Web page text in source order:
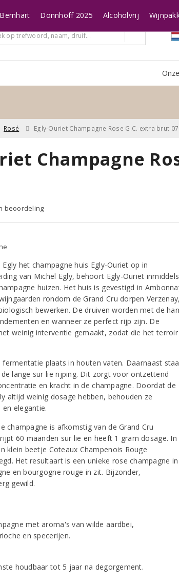
Dönnhoff 2025 Alcoholvrij
Rosé Egly-Ouriet Champagne Rose G.C. extra brut
Champagne
beoordeling
het champagne huis Egly-Ouriet op in
van Michel Egly, behoort Egly-Ouriet inmiddels
huizen. Het huis is gevestigd in
rondom de Grand Cru dorpen Verzenay,
bewerken. De druiven worden met de
en wanneer ze perfect rijp zijn. De
weinig interventie gemaakt, zodat die het terroir
fermentatie plaats in houten vaten. Daarnaast
lange sur lie rijping. Dit zorgt voor ontzettend
en kracht in de champagne. Doordat de
altijd weinig dosage hebben, behouden ze
elegantie.
champagne is afkomstig van de Grand Cru
60 maanden sur lie en heeft 1 gram dosage. In
klein beetje Coteaux Champenois Rouge
Het resultaart is een unieke rose champagne in
en bourgogne rouge in zit. Bijzonder,
gewild.
met aroma's van wilde aardbei,
en specerijen.
houdbaar tot 5 jaar na degorgement.